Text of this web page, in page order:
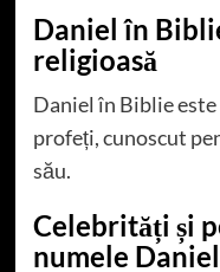
Daniel în
religioasă
Daniel în Biblie
profeți, cunoscut
său.
Celebrități și
numele